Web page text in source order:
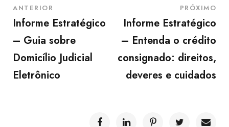
ANTERIOR
Informe Estratégico
– Guia sobre
Domicílio Judicial
Eletrônico
PRÓXIMO
Informe Estratégico
– Entenda o crédito
consignado: direitos,
deveres e cuidados